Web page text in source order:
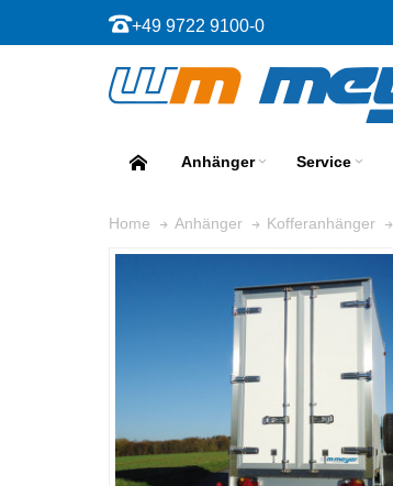
+49 9722 9100-0
Anhänger Service
Home Anhänger Kofferanhänger